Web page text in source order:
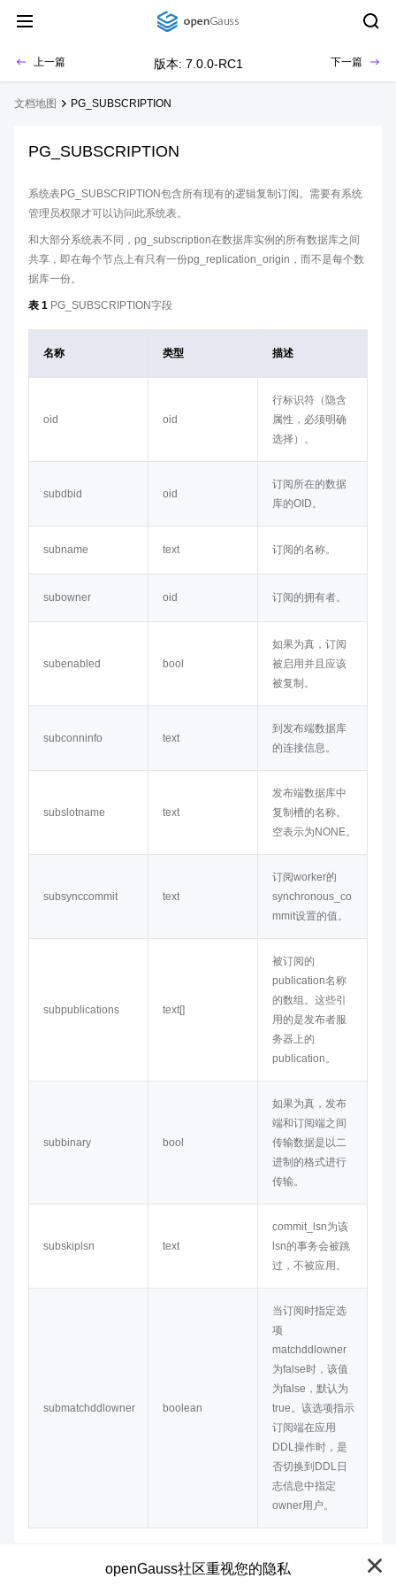
上一篇 版本: 7.0.0-RC1 下一篇
文档地图 PG_SUBSCRIPTION
PG_SUBSCRIPTION
系统表PG_SUBSCRIPTION包含所有现有的逻辑复制订阅。需要有系统
管理员权限才可以访问此系统表。
和大部分系统表不同，pg_subscription在数据库实例的所有数据库之间
共享，即在每个节点上有只有一份pg_replication_origin，而不是每个数
据库一份。
表 1 PG_SUBSCRIPTION字段
名称 类型 描述
oid oid
行标识符（隐含
属性，必须明确
选择）。
subdbid oid
订阅所在的数据
库的OID。
subname text 订阅的名称。
subowner oid 订阅的拥有者。
subenabled bool
如果为真，订阅
被启用并且应该
被复制。
subconninfo text
到发布端数据库
的连接信息。
subslotname text
发布端数据库中
复制槽的名称。
空表示为NONE。
subsynccommit text
订阅worker的
synchronous_co
mmit设置的值。
subpublications text[]
被订阅的
publication名称
的数组。这些引
用的是发布者服
务器上的
publication。
subbinary bool
如果为真，发布
端和订阅端之间
传输数据是以二
进制的格式进行
传输。
subskiplsn text
commit_lsn为该
lsn的事务会被跳
过，不被应用。
submatchddlowner boolean
当订阅时指定选
项
matchddlowner
为false时，该值
为false，默认为
true。该选项指示
订阅端在应用
DDL操作时，是
否切换到DDL日
志信息中指定
owner用户。
openGauss社区重视您的隐私